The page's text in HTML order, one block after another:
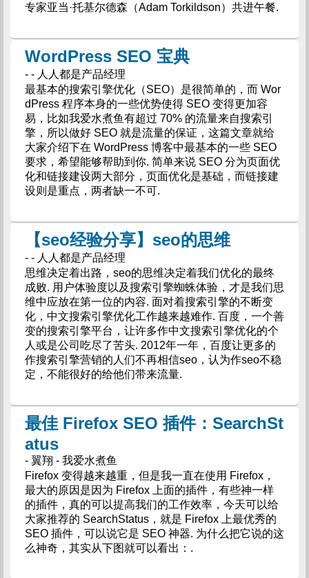
专家亚当·托基尔德森（Adam Torkildson）共进午餐.
WordPress SEO 宝典
- - 人人都是产品经理
最基本的搜索引擎优化（SEO）是很简单的，而 Wor
dPress 程序本身的一些优势使得 SEO 变得更加容
易，比如我爱水煮鱼有超过 70% 的流量来自搜索引
擎，所以做好 SEO 就是流量的保证，这篇文章就给
大家介绍下在 WordPress 博客中最基本的一些 SEO
要求，希望能够帮助到你. 简单来说 SEO 分为页面优
化和链接建设两大部分，页面优化是基础，而链接建
设则是重点，两者缺一不可.
【seo经验分享】seo的思维
- - 人人都是产品经理
思维决定着出路，seo的思维决定着我们优化的最终
成败. 用户体验度以及搜索引擎蜘蛛体验，才是我们思
维中应放在第一位的内容. 面对着搜索引擎的不断变
化，中文搜索引擎优化工作越来越难作. 百度，一个善
变的搜索引擎平台，让许多作中文搜索引擎优化的个
人或是公司吃尽了苦头. 2012年一年，百度让更多的
作搜索引擎营销的人们不再相信seo，认为作seo不稳
定，不能很好的给他们带来流量.
最佳 Firefox SEO 插件：SearchSt
atus
- 翼翔 - 我爱水煮鱼
Firefox 变得越来越重，但是我一直在使用 Firefox，
最大的原因是因为 Firefox 上面的插件，有些神一样
的插件，真的可以提高我们的工作效率，今天可以给
大家推荐的 SearchStatus，就是 Firefox 上最优秀的
SEO 插件，可以说它是 SEO 神器. 为什么把它说的这
么神奇，其实从下图就可以看出：.